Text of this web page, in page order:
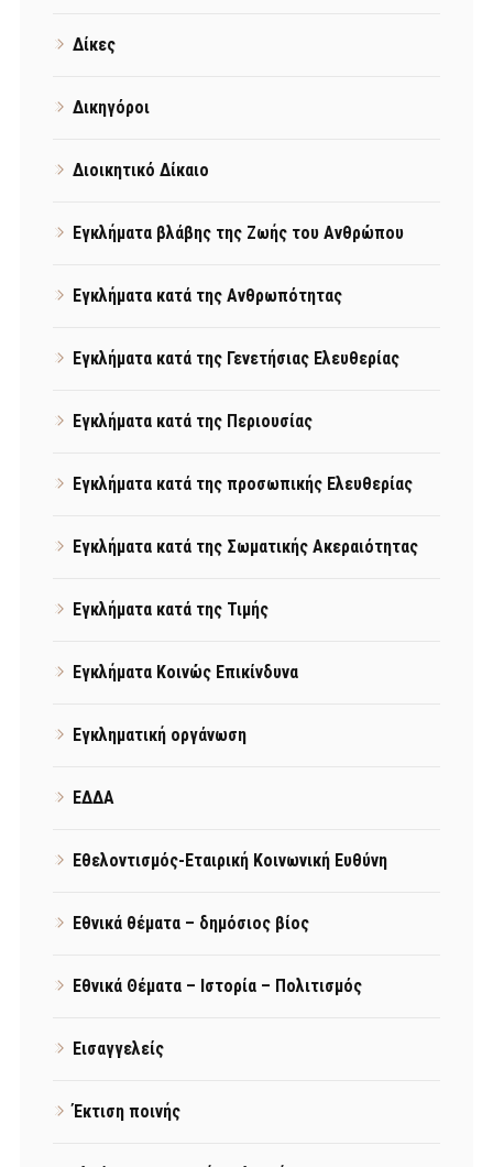
Δίκες
Δικηγόροι
Διοικητικό Δίκαιο
Εγκλήματα βλάβης της Ζωής του Ανθρώπου
Εγκλήματα κατά της Ανθρωπότητας
Εγκλήματα κατά της Γενετήσιας Ελευθερίας
Εγκλήματα κατά της Περιουσίας
Εγκλήματα κατά της προσωπικής Ελευθερίας
Εγκλήματα κατά της Σωματικής Ακεραιότητας
Εγκλήματα κατά της Τιμής
Εγκλήματα Κοινώς Επικίνδυνα
Εγκληματική οργάνωση
ΕΔΔΑ
Εθελοντισμός-Εταιρική Κοινωνική Ευθύνη
Εθνικά θέματα – δημόσιος βίος
Εθνικά Θέματα – Ιστορία – Πολιτισμός
Εισαγγελείς
Έκτιση ποινής